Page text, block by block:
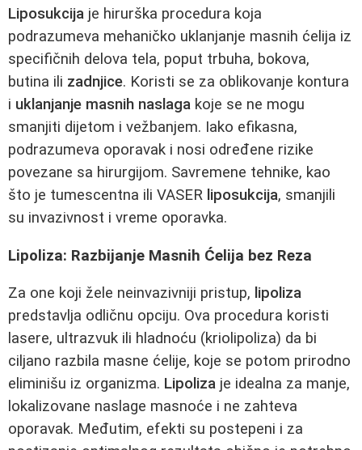
Liposukcija je hirurška procedura koja
podrazumeva mehaničko uklanjanje masnih ćelija iz
specifičnih delova tela, poput trbuha, bokova,
butina ili zadnjice. Koristi se za oblikovanje kontura
i uklanjanje masnih naslaga koje se ne mogu
smanjiti dijetom i vežbanjem. Iako efikasna,
podrazumeva oporavak i nosi određene rizike
povezane sa hirurgijom. Savremene tehnike, kao
što je tumescentna ili VASER liposukcija, smanjili
su invazivnost i vreme oporavka.
Lipoliza: Razbijanje Masnih Ćelija bez Reza
Za one koji žele neinvazivniji pristup, lipoliza
predstavlja odličnu opciju. Ova procedura koristi
lasere, ultrazvuk ili hladnoću (kriolipoliza) da bi
ciljano razbila masne ćelije, koje se potom prirodno
eliminišu iz organizma. Lipoliza je idealna za manje,
lokalizovane naslage masnoće i ne zahteva
oporavak. Međutim, efekti su postepeni i za